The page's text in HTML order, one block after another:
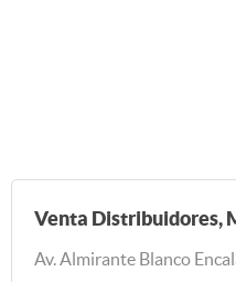
Venta Distribuidores,
Av. Almirante Blanco